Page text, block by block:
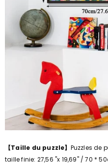
【Taille du puzzle】 Puzzles de
taille finie: 27,56 "x 19,69" / 70 *